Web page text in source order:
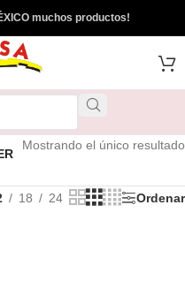
muchos productos!
Mostrando el único resultado
18 24 Ordenar